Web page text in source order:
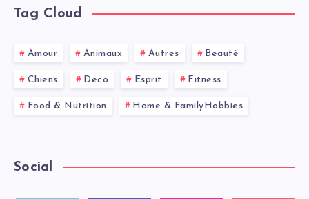
Tag Cloud
Amour Animaux Autres Beauté
Chiens Deco Esprit Fitness
Food & Nutrition Home & FamilyHobbies
Social